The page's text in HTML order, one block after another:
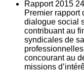
Rapport 2015 24
Premier rapport
dialogue social
contribuant au
syndicales de
concourant au
missions